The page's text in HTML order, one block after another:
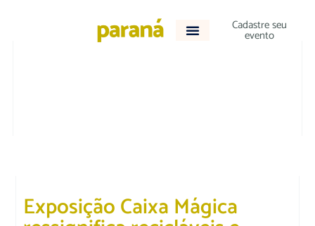
Cadastre seu
evento
Exposição Caixa Mágica